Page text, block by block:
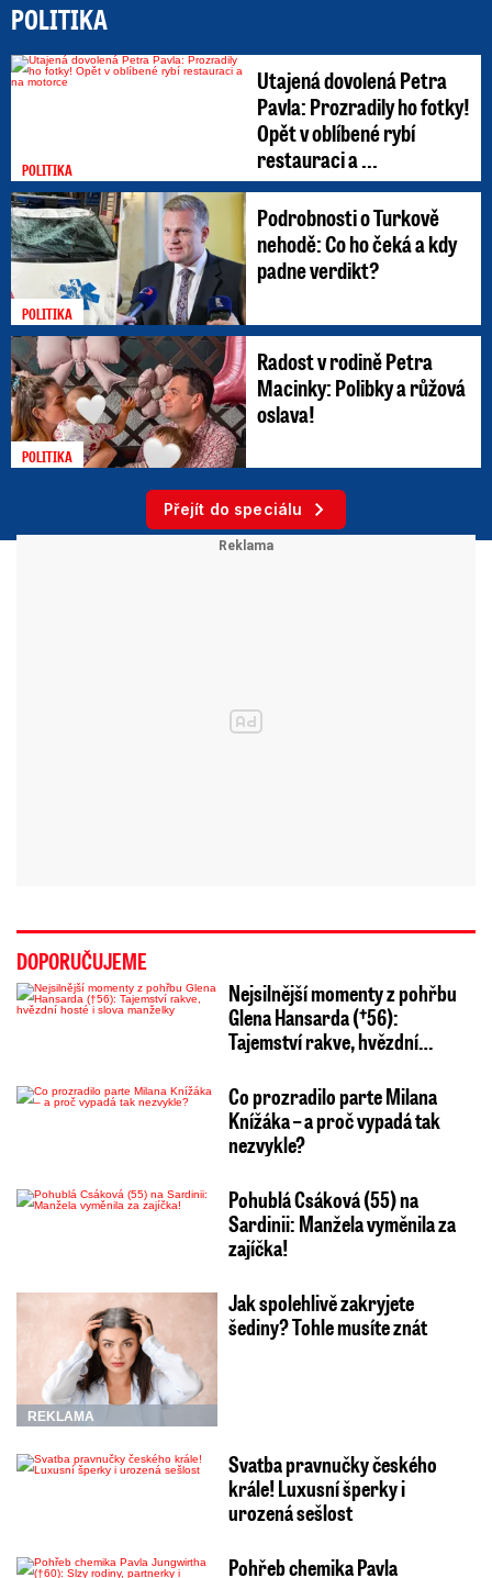
POLITIKA
POLITIKA
Utajená dovolená Petra
Pavla: Prozradily ho fotky!
Opět v oblíbené rybí
restauraci a ...
POLITIKA
Podrobnosti o Turkově
nehodě: Co ho čeká a kdy
padne verdikt?
POLITIKA
Radost v rodině Petra
Macinky: Polibky a růžová
oslava!
Přejít do speciálu
DOPORUČUJEME
Nejsilnější momenty z pohřbu
Glena Hansarda (†56):
Tajemství rakve, hvězdní…
Co prozradilo parte Milana
Knížáka – a proč vypadá tak
nezvykle?
Pohublá Csáková (55) na
Sardinii: Manžela vyměnila za
zajíčka!
REKLAMA
Jak spolehlivě zakryjete
šediny? Tohle musíte znát
Svatba pravnučky českého
krále! Luxusní šperky i
urozená sešlost
Pohřeb chemika Pavla